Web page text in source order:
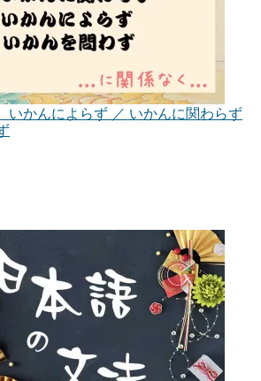
いかんによらず ／ いかんに関わらず